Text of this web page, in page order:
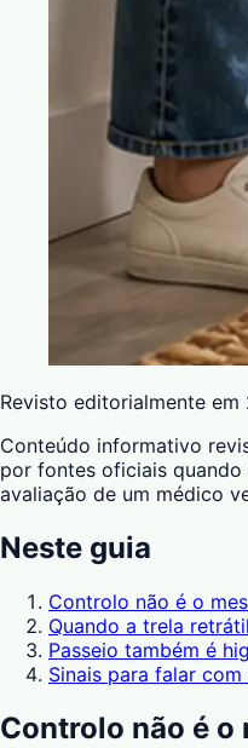
Revisto editorialmente em
Conteúdo informativo
por fontes oficiais
avaliação de um médico
Neste guia
Controlo não é o
Quando a trela
Passeio também é
Sinais para falar com
Controlo não é o